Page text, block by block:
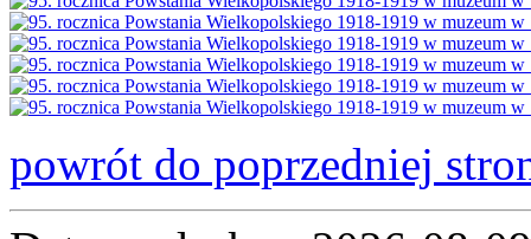
powrót do poprzedniej